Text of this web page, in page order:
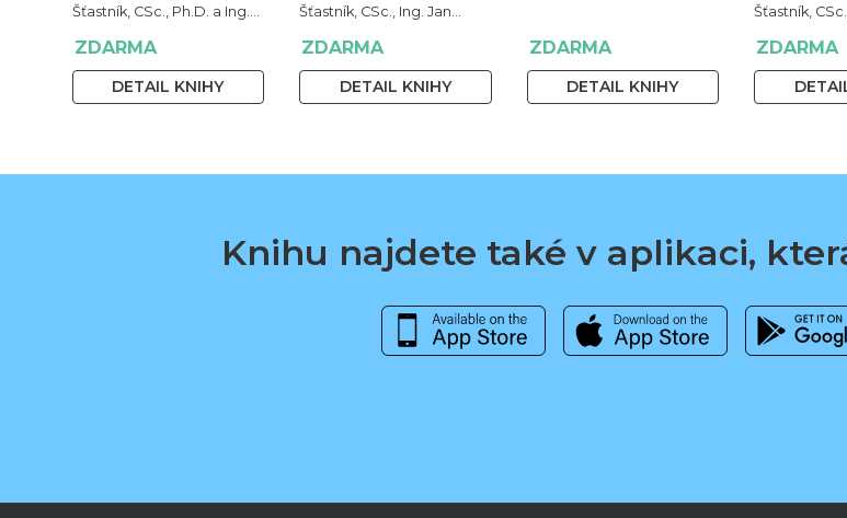
Šťastník, CSc., Ph.D. a Ing.
ZDARMA
DETAIL KNIHY
Šťastník, CSc., Ing. Jan
Stehno
ZDARMA
DETAIL KNIHY
ZDARMA
DETAIL KNIHY
Šťastník,
Stehno
ZDARMA
Knihu najdete také v aplikaci,